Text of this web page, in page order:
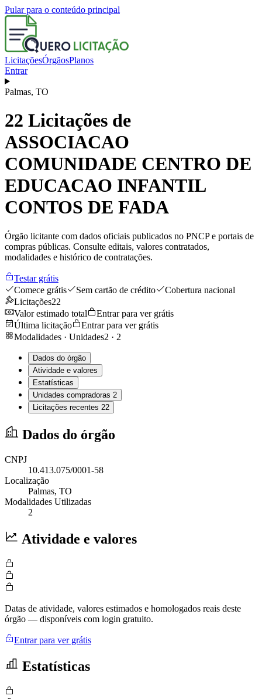
Pular para o conteúdo principal
LicitaçõesÓrgãosPlanos
Entrar
Palmas, TO
22 Licitações de
ASSOCIACAO
COMUNIDADE CENTRO DE
EDUCACAO INFANTIL
CONTOS DE FADA
Órgão licitante com dados oficiais publicados no PNCP e portais de
compras públicas. Consulte editais, valores contratados,
modalidades e histórico de contratações.
Testar grátis
Comece grátis
Sem cartão de crédito
Cobertura nacional
Licitações22
Valor estimado total
Entrar para ver grátis
Última licitação
Entrar para ver grátis
Modalidades · Unidades2 · 2
Dados do órgão
Atividade e valores
Estatísticas
Unidades compradoras 2
Licitações recentes 22
Dados do órgão
CNPJ
10.413.075/0001-58
Localização
Palmas, TO
Modalidades Utilizadas
2
Atividade e valores
Datas de atividade, valores estimados e homologados reais deste
órgão — disponíveis com login gratuito.
Entrar para ver grátis
Estatísticas